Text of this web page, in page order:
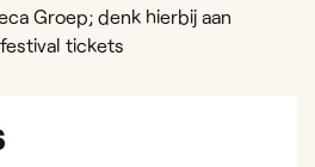
Groep; denk hierbij aan
tickets